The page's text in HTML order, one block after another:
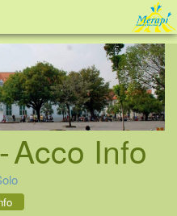
Tel: 088 - 81 11 999
Acco Info